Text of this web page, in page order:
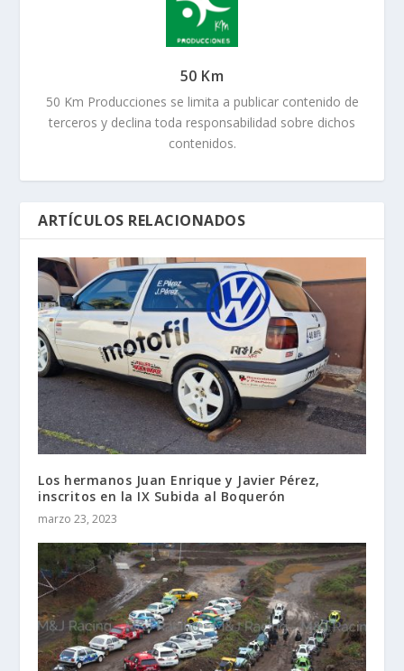
50 Km
50 Km Producciones se limita a publicar contenido de
terceros y declina toda responsabilidad sobre dichos
contenidos.
ARTÍCULOS RELACIONADOS
Los hermanos Juan Enrique y Javier Pérez,
inscritos en la IX Subida al Boquerón
marzo 23, 2023